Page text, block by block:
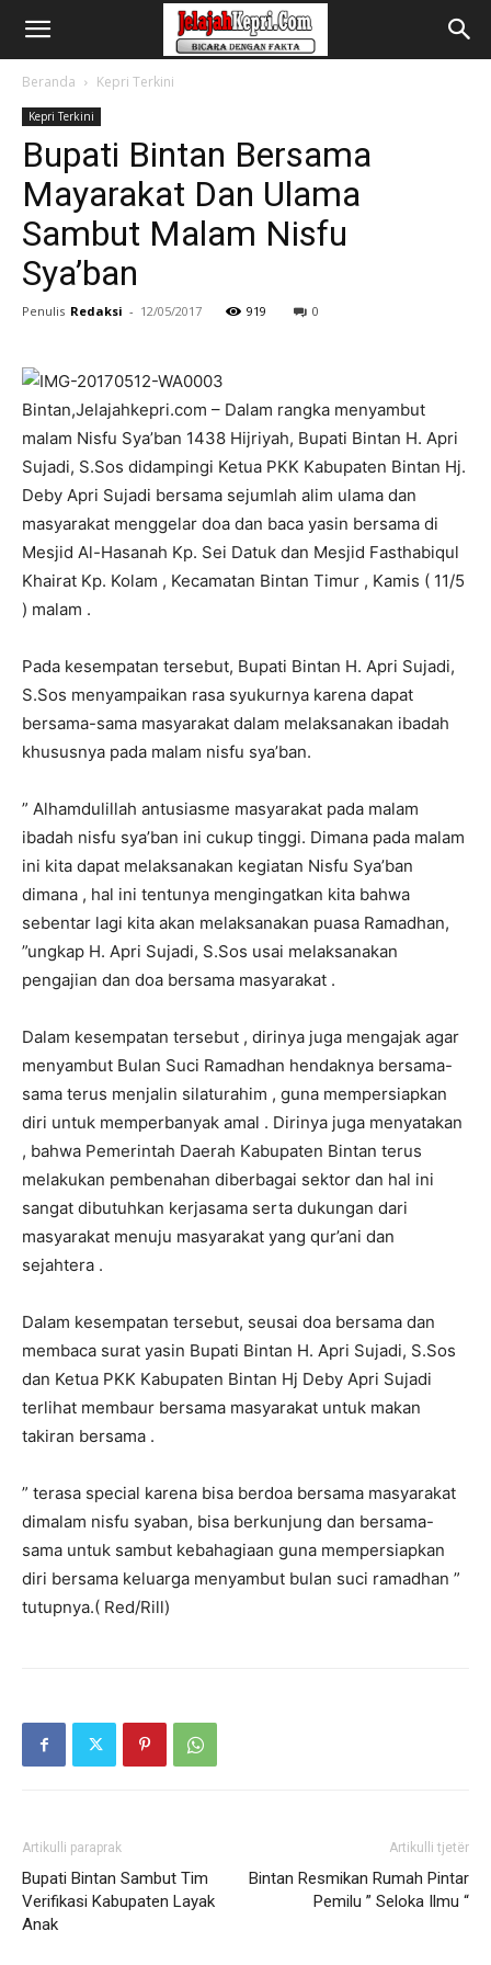
Beranda Kepri Terkini
Kepri Terkini
Bupati Bintan Bersama
Mayarakat Dan Ulama
Sambut Malam Nisfu
Sya’ban
Penulis Redaksi - 12/05/2017 919 0
Bintan,Jelajahkepri.com – Dalam rangka menyambut
malam Nisfu Sya’ban 1438 Hijriyah, Bupati Bintan H. Apri
Sujadi, S.Sos didampingi Ketua PKK Kabupaten Bintan Hj.
Deby Apri Sujadi bersama sejumlah alim ulama dan
masyarakat menggelar doa dan baca yasin bersama di
Mesjid Al-Hasanah Kp. Sei Datuk dan Mesjid Fasthabiqul
Khairat Kp. Kolam , Kecamatan Bintan Timur , Kamis ( 11/5
) malam .
Pada kesempatan tersebut, Bupati Bintan H. Apri Sujadi,
S.Sos menyampaikan rasa syukurnya karena dapat
bersama-sama masyarakat dalam melaksanakan ibadah
khususnya pada malam nisfu sya’ban.
” Alhamdulillah antusiasme masyarakat pada malam
ibadah nisfu sya’ban ini cukup tinggi. Dimana pada malam
ini kita dapat melaksanakan kegiatan Nisfu Sya’ban
dimana , hal ini tentunya mengingatkan kita bahwa
sebentar lagi kita akan melaksanakan puasa Ramadhan,
”ungkap H. Apri Sujadi, S.Sos usai melaksanakan
pengajian dan doa bersama masyarakat .
Dalam kesempatan tersebut , dirinya juga mengajak agar
menyambut Bulan Suci Ramadhan hendaknya bersama-
sama terus menjalin silaturahim , guna mempersiapkan
diri untuk memperbanyak amal . Dirinya juga menyatakan
, bahwa Pemerintah Daerah Kabupaten Bintan terus
melakukan pembenahan diberbagai sektor dan hal ini
sangat dibutuhkan kerjasama serta dukungan dari
masyarakat menuju masyarakat yang qur’ani dan
sejahtera .
Dalam kesempatan tersebut, seusai doa bersama dan
membaca surat yasin Bupati Bintan H. Apri Sujadi, S.Sos
dan Ketua PKK Kabupaten Bintan Hj Deby Apri Sujadi
terlihat membaur bersama masyarakat untuk makan
takiran bersama .
” terasa special karena bisa berdoa bersama masyarakat
dimalam nisfu syaban, bisa berkunjung dan bersama-
sama untuk sambut kebahagiaan guna mempersiapkan
diri bersama keluarga menyambut bulan suci ramadhan ”
tutupnya.( Red/Rill)
Artikulli paraprak
Bupati Bintan Sambut Tim
Verifikasi Kabupaten Layak
Anak
Artikulli tjetër
Bintan Resmikan Rumah Pintar
Pemilu ” Seloka Ilmu “